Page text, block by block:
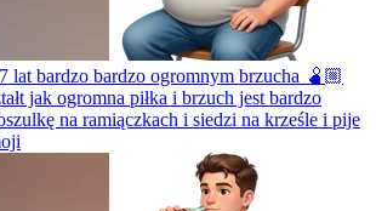
lat bardzo bardzo ogromnym brzucha 🫄🏼
jak ogromna piłka i brzuch jest bardzo
na ramiączkach i siedzi na krześle i pije